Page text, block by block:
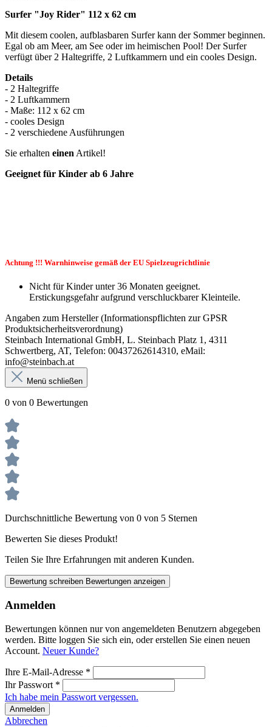
Surfer "Joy Rider" 112 x 62 cm
Mit diesem coolen, aufblasbaren Surfer kann der Sommer beginnen.
Egal ob am Meer, am See oder im heimischen Pool! Der Surfer
verfügt über 2 Haltegriffe, 2 Luftkammern und ein cooles Design.
Details
- 2 Haltegriffe
- 2 Luftkammern
- Maße: 112 x 62 cm
- cooles Design
- 2 verschiedene Ausführungen
Sie erhalten einenArtikel!
Geeignet für Kinder ab 6 Jahre
Achtung !!! Warnhinweise gemäß der EU Spielzeugrichtlinie
Nicht für Kinder unter 36 Monaten geeignet.
Erstickungsgefahr aufgrund verschluckbarer Kleinteile.
Angaben zum Hersteller (Informationspflichten zur GPSR
Produktsicherheitsverordnung)
Steinbach International GmbH, L. Steinbach Platz 1, 4311
Schwertberg, AT, Telefon: 00437262614310, eMail:
info@steinbach.at
Menü schließen
0 von 0 Bewertungen
Durchschnittliche Bewertung von 0 von 5 Sternen
Bewerten Sie dieses Produkt!
Teilen Sie Ihre Erfahrungen mit anderen Kunden.
Bewertung schreiben Bewertungen anzeigen
Anmelden
Bewertungen können nur von angemeldeten Benutzern abgegeben
werden. Bitte loggen Sie sich ein, oder erstellen Sie einen neuen
Account. Neuer Kunde?
Ihre E-Mail-Adresse *
Ihr Passwort *
Ich habe mein Passwort vergessen.
Anmelden
Abbrechen